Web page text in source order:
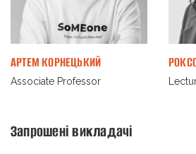
АРТЕМ КОРНЕЦЬКИЙ
Associate Professor
Запрошені викладачі